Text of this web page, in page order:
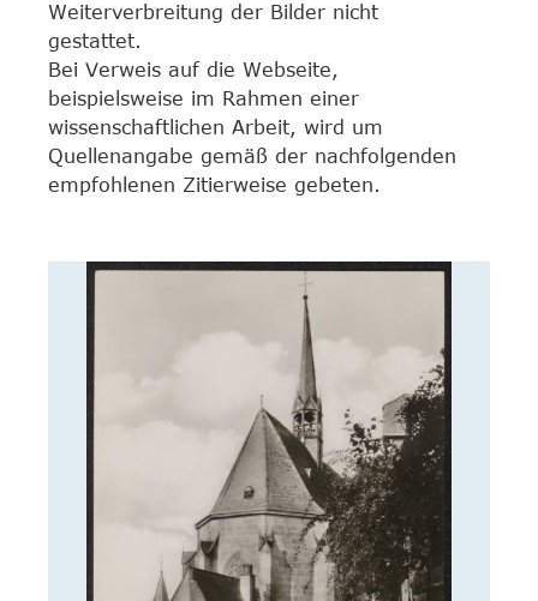
Weiterverbreitung der Bilder nicht
gestattet.
Bei Verweis auf die Webseite,
beispielsweise im Rahmen einer
wissenschaftlichen Arbeit, wird um
Quellenangabe gemäß der nachfolgenden
empfohlenen Zitierweise gebeten.